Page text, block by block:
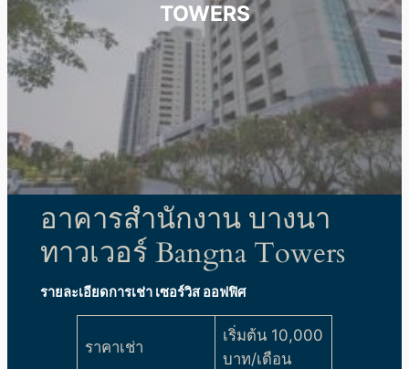
TOWERS
อาคารสำนักงาน บางนา
ทาวเวอร์ Bangna Towers
รายละเอียดการเช่า เซอร์วิส ออฟฟิศ
ราคาเช่า
เริ่มต้น 10,000
บาท/เดือน